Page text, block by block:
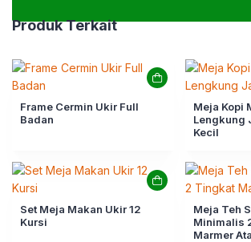
Produk Terkait
Frame Cermin Ukir Full
Badan
Meja Kopi
Lengkung
Kecil
Set Meja Makan Ukir 12
Kursi
Meja Teh
Minimalis
Marmer